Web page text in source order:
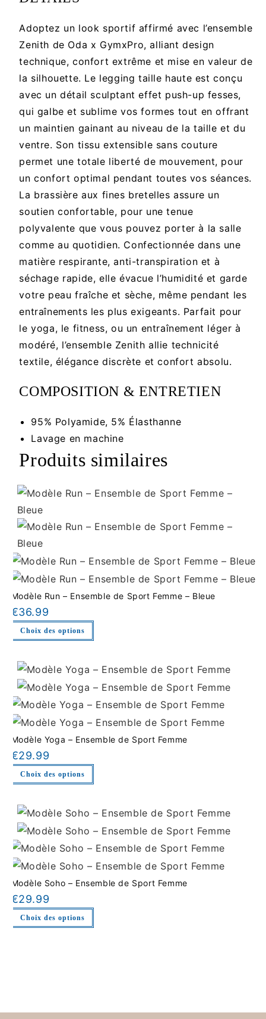
Adoptez un look sportif affirmé avec l’ensemble
Zenith de Oda x GymxPro, alliant design
technique, confort extrême et mise en valeur de
la silhouette. Le legging taille haute est conçu
avec un détail sculptant effet push-up fesses,
qui galbe et sublime vos formes tout en offrant
un maintien gainant au niveau de la taille et du
ventre. Son tissu extensible sans couture
permet une totale liberté de mouvement, pour
un confort optimal pendant toutes vos séances.
La brassière aux fines bretelles assure un
soutien confortable, pour une tenue
polyvalente que vous pouvez porter à la salle
comme au quotidien. Confectionnée dans une
matière respirante, anti-transpiration et à
séchage rapide, elle évacue l’humidité et garde
votre peau fraîche et sèche, même pendant les
entraînements les plus exigeants. Parfait pour
le yoga, le fitness, ou un entraînement léger à
modéré, l’ensemble Zenith allie technicité
textile, élégance discrète et confort absolu.
COMPOSITION & ENTRETIEN
95% Polyamide, 5% Élasthanne
Lavage en machine
Produits similaires
Modèle Run – Ensemble de Sport Femme – Bleue
€36.99
Choix des options
Modèle Yoga – Ensemble de Sport Femme
€29.99
Choix des options
Modèle Soho – Ensemble de Sport Femme
€29.99
Choix des options